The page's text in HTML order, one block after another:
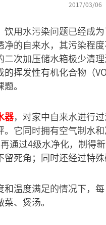
2017/03/06
用水污染问题已经成
的自来水，其污染程
次加压储水箱极少清
挥发性有机化合物（
。
器，对家中自来水进行
它同时拥有空气制水
通过4级水净化，制得
死角；同时还经过特殊
温度满足的情况下，
、煲汤。